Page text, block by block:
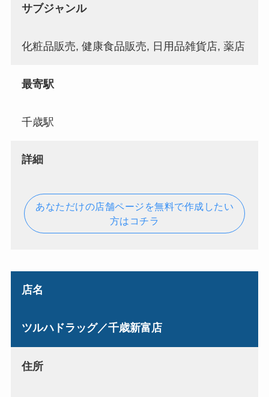
サブジャンル
化粧品販売, 健康食品販売, 日用品雑貨店, 薬店
最寄駅
千歳駅
詳細
あなただけの店舗ページを無料で作成したい
方はコチラ
店名
ツルハドラッグ／千歳新富店
住所